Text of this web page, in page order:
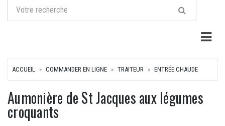
ACCUEIL COMMANDER EN LIGNE TRAITEUR ENTRÉE CHAUDE
Aumonière de St Jacques aux légumes
croquants